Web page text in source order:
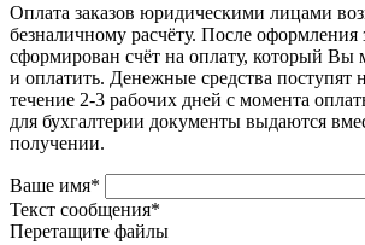
Оплата заказов юридическими лицами
безналичному расчёту. После оформления
сформирован счёт на оплату, который Вы
и оплатить. Денежные средства поступят
течение 2-3 рабочих дней с момента
для бухгалтерии документы выдаются
получении.
Ваше имя*
Текст сообщения*
Перетащите файлы